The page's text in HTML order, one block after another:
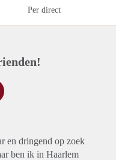
Per direct
en dringend op zoek
ben ik in Haarlem